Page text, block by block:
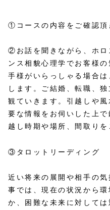
①コースの内容をご確認頂
②お話を聞きながら、ホロ
ンス相貌心理学でお客様
手様がいらっしゃる場合
します。ご結婚、転職、
観ていきます。引越しや
要な情報をお伺いした上で
越し時期や場所、間取りを
③タロットリーディング
近い将来の展開や相手の
事では、現在の状況から
か、困難な未来に対しては